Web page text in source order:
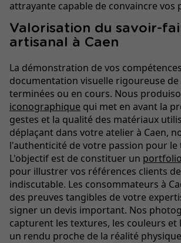
attrayante capable de convaincre vos
Valorisation du savoir-
artisanal à Caen
La démonstration de vos
documentation visuelle rigoureuse
terminées ou en cours. Nous
iconographique qui met en avant la
gestes et la qualité des matériaux
déplaçant dans votre atelier à Caen,
l'authenticité de votre passion pour le
L'objectif est de constituer un
pour illustrer vos références clients
indiscutable. Les consommateurs à
des preuves tangibles de votre
signer un devis important. Nos
capturent les textures, les couleurs
un rendu proche de la réalité